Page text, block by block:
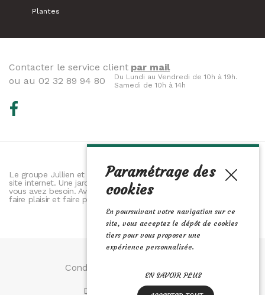
Plantes
Contacter le service client par mail
ou au 02 32 89 94 80
Du Lundi au Vendredi de 10h à 19h.
Samedi de 10h à 14h
Le groupe Jullien et ses jardineries vous proposent leur nouveau
site internet. Une jardinerie 2.0. Vous y retrouverez tout ce dont
vous avez besoin. Avec nos trois univers il y a tout pour vous
faire plaisir et faire plaisir. Jardin, animalerie et maison.
Conditions Générales de Vente
Données personnelles
Paramétrage des
cookies
En poursuivant votre navigation sur ce
site, vous acceptez le dépôt de cookies
tiers pour vous proposer une
expérience personnalisée.
EN SAVOIR PLUS